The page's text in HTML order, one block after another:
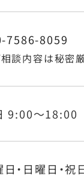
7586-8059
談内容は秘密
9:00～18:00
・日曜日・祝